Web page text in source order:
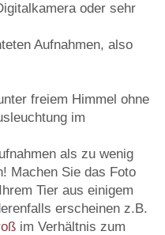
oder sehr
Aufnahmen, also
freiem Himmel ohne
im
als zu wenig
Machen Sie das Foto
Tier aus einigem
erscheinen z.B.
im Verhältnis zum